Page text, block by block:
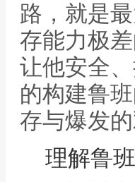
路，就是
存能力极
让他安全
的构建鲁
存与爆发
理解鲁